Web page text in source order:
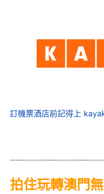
訂機票酒店前記得上
拍住玩轉澳門